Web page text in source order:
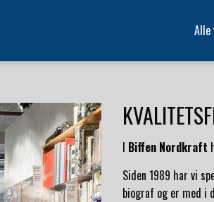
I Biffen Nordkraft
Siden 1989 har vi
biograf og er med i